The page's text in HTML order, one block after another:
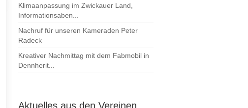
Klimaanpassung im Zwickauer Land,
Informationsaben...
Nachruf für unseren Kameraden Peter
Radeck
Kreativer Nachmittag mit dem Fabmobil in
Dennherit...
Aktuelles aus den Vereinen